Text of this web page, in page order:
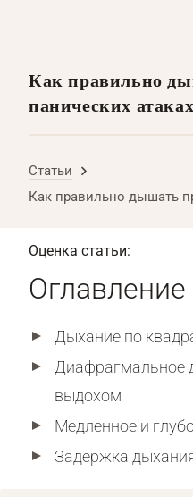
Как правильно
панических атаках
Статьи
Как правильно дышать
Оценка статьи:
Оглавление
Дыхание по
Диафрагмальное
выдохом
Медленное и
Задержка